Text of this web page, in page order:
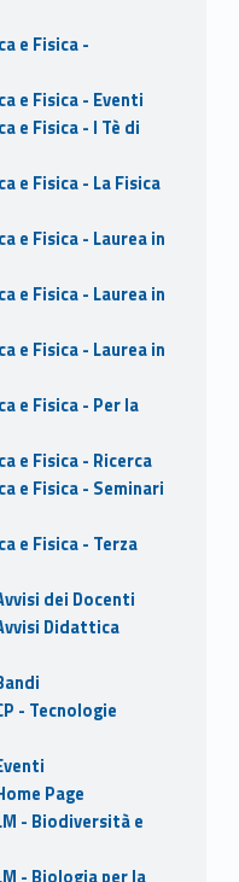
e Fisica -
e Fisica - Eventi
e Fisica - I Tè di
e Fisica - La Fisica
e Fisica - Laurea in
e Fisica - Laurea in
e Fisica - Laurea in
e Fisica - Per la
e Fisica - Ricerca
e Fisica - Seminari
e Fisica - Terza
dei Docenti
Didattica
- Tecnologie
Page
- Biodiversità e